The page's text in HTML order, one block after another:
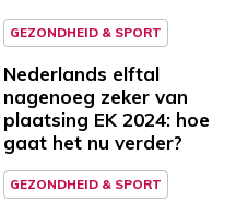
GEZONDHEID & SPORT
Nederlands elftal
nagenoeg zeker van
plaatsing EK 2024: hoe
gaat het nu verder?
GEZONDHEID & SPORT